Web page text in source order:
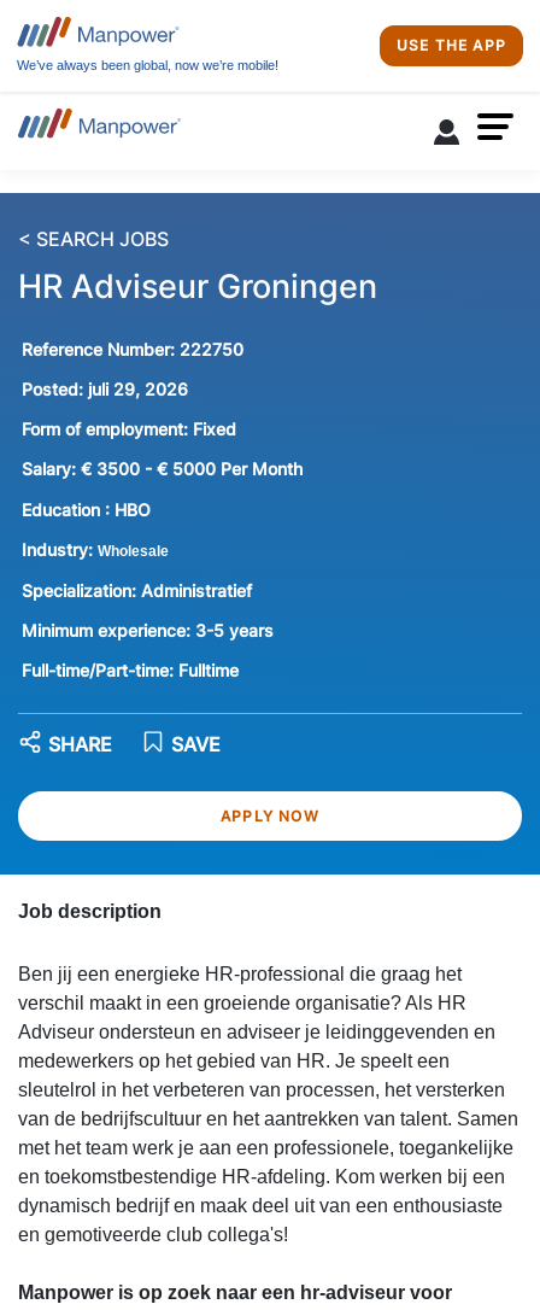
We’ve always been global, now we’re mobile!
USE THE APP
< SEARCH JOBS
HR Adviseur Groningen
Reference Number: 222750
Posted: juli 29, 2026
Form of employment: Fixed
Salary: € 3500 - € 5000 Per Month
Education : HBO
Industry: Wholesale
Specialization: Administratief
Minimum experience: 3-5 years
Full-time/Part-time: Fulltime
APPLY NOW
SAVE
SHARE
Job description
Ben jij een energieke HR-professional die graag het
verschil maakt in een groeiende organisatie? Als HR
Adviseur ondersteun en adviseer je leidinggevenden en
medewerkers op het gebied van HR. Je speelt een
sleutelrol in het verbeteren van processen, het versterken
van de bedrijfscultuur en het aantrekken van talent. Samen
met het team werk je aan een professionele, toegankelijke
en toekomstbestendige HR-afdeling. Kom werken bij een
dynamisch bedrijf en maak deel uit van een enthousiaste
en gemotiveerde club collega's!
Manpower is op zoek naar een hr-adviseur voor